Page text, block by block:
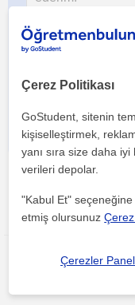
Bu ilanı
Çerez Politikası
GoStudent, sitenin
kişiselleştirmek,
yanı sıra size daha
verileri depolar.
"Kabul Et" seçeneğine
etmiş olursunuz
Çerezler